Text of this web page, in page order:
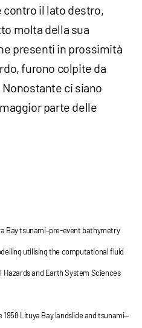
il lato destro,
molta della sua
presenti in prossimità
furono colpite da
Nonostante ci siano
parte delle
Bay tsunami–pre-event bathymetry
utilising the computational fluid
and Earth System Sciences
1958 Lituya Bay landslide and tsunami—